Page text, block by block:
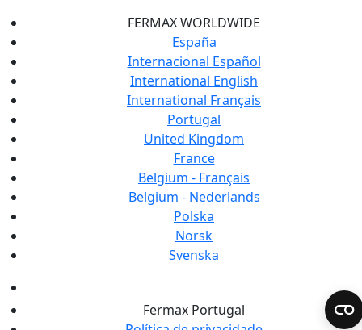
FERMAX WORLDWIDE
España
Internacional Español
International English
International Français
Portugal
United Kingdom
France
Belgium - Français
Belgium - Nederlands
Polska
Norsk
Svenska
Fermax Portugal